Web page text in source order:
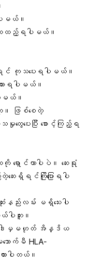
ါမယ်။
ေးထည့်ရပါမယ်။
ကုသပေးရပါမယ်။
ားရပါမယ်။
မယ်။
း။ ဖြစ်စေတဲ့
တွေပေးပြီး စောင့်ကြည့်ရ
ရှောင်တာပါပဲ။ ဆေးရုံ
းရှိရင်ကြိုပြောရပါ
ည်းလမ်း မရှိသေးပါ
ါဘူး။
ဒါမှမဟုတ် အိန္ဒိယ
ောက်မီ HLA-
းပါတယ်။